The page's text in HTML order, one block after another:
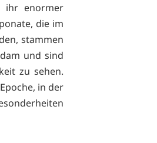
ihr enormer
die im
stammen
und sind
zu sehen.
in der